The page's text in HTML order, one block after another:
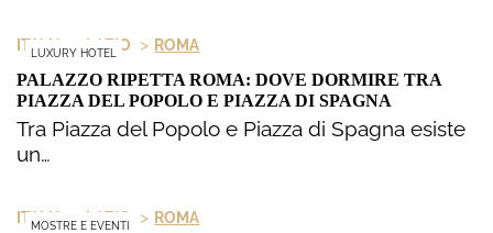
LUXURY HOTEL
ITALIA > LAZIO > ROMA
PALAZZO RIPETTA ROMA: DOVE DORMIRE TRA
PIAZZA DEL POPOLO E PIAZZA DI SPAGNA
Tra Piazza del Popolo e Piazza di Spagna esiste
un…
MOSTRE E EVENTI
ITALIA > LAZIO > ROMA